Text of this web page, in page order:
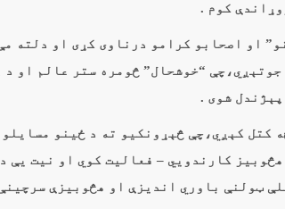
کوم .
او اصحابو کرامو درناوى کړى او دلته
“خوشحال” څومره ستر عالم او د
شوى .
کتل کېږي،چې څېړونکيو ته د ځينو
کارندويي – فعاليت کوي او نيت يې
ټولنې باوري اندیزې او هڅوبیزې